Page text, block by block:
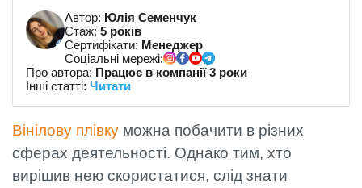
Автор: Юлія Семенчук
Стаж: 5 років
Сертифікати: Менеджер
Соціальні мережі:
Про автора: Працює в компанії 3 роки
Інші статті: Читати
Вінілову плівку можна побачити в різних
сферах деятельності. Однако тим, хто
вирішив нею скористатися, слід знати